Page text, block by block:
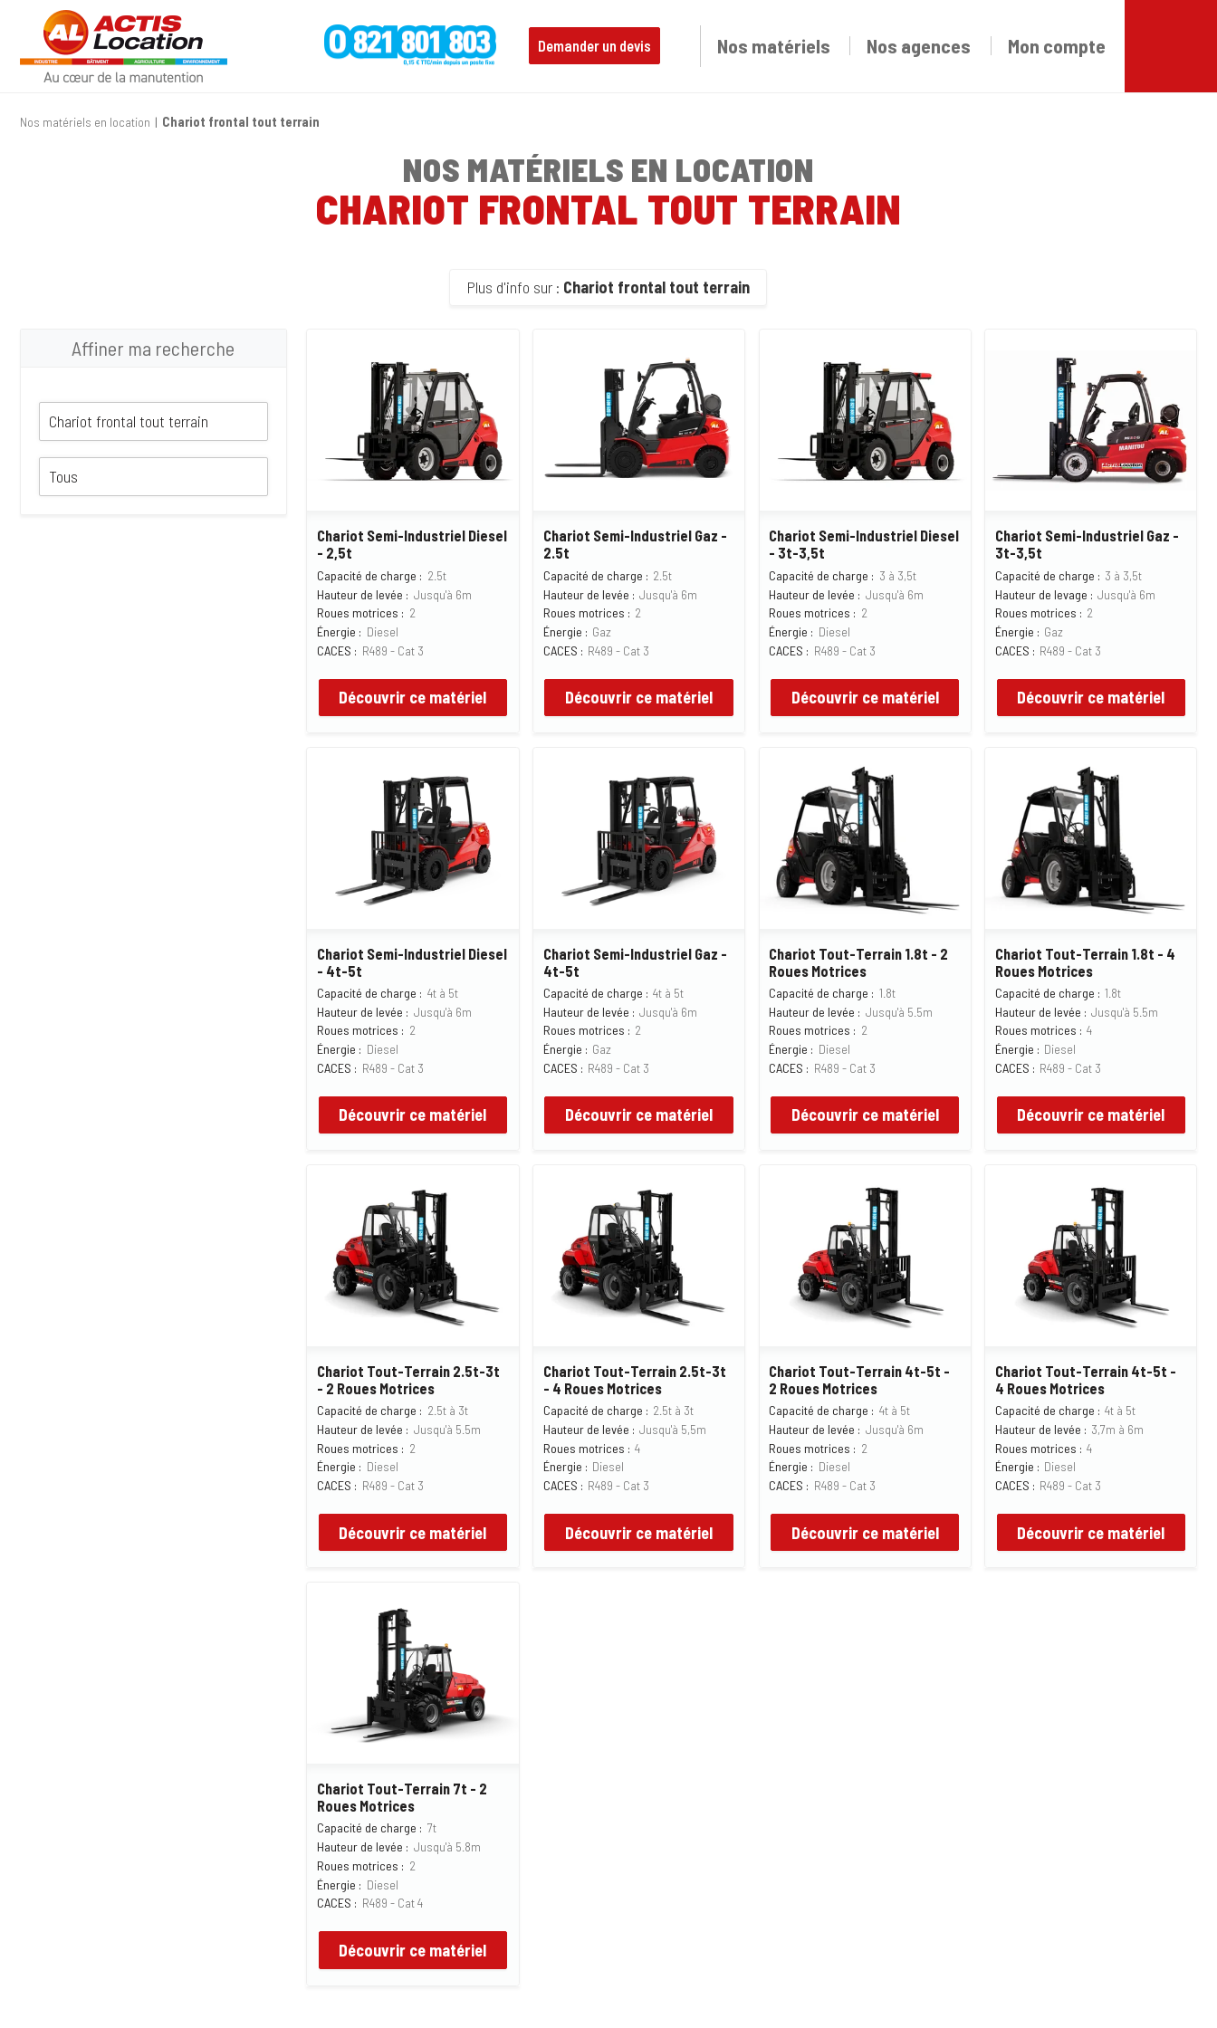
Demander un devis Nos agences
Nos matériels Mon compte
Nos matériels en location Chariot frontal tout terrain
NOS MATÉRIELS EN LOCATION
CHARIOT FRONTAL TOUT TERRAIN
Plus d'info sur : Chariot frontal tout terrain
Affiner ma recherche
Chariot Semi-Industriel Diesel
- 2,5t
Capacité de charge : 2.5t
Hauteur de levée : Jusqu'à 6m
Roues motrices : 2
Énergie : Diesel
CACES : R489 - Cat 3
Découvrir ce matériel
Chariot Semi-Industriel Gaz -
2.5t
Capacité de charge : 2.5t
Hauteur de levée : Jusqu'à 6m
Roues motrices : 2
Énergie : Gaz
CACES : R489 - Cat 3
Découvrir ce matériel
Chariot Semi-Industriel Diesel
- 3t-3,5t
Capacité de charge : 3 à 3,5t
Hauteur de levée : Jusqu'à 6m
Roues motrices : 2
Énergie : Diesel
CACES : R489 - Cat 3
Découvrir ce matériel
Chariot Semi-Industriel Gaz -
3t-3,5t
Capacité de charge : 3 à 3,5t
Hauteur de levage : Jusqu'à 6m
Roues motrices : 2
Énergie : Gaz
CACES : R489 - Cat 3
Découvrir ce matériel
Chariot Semi-Industriel Diesel
- 4t-5t
Capacité de charge : 4t à 5t
Hauteur de levée : Jusqu'à 6m
Roues motrices : 2
Énergie : Diesel
CACES : R489 - Cat 3
Découvrir ce matériel
Chariot Semi-Industriel Gaz -
4t-5t
Capacité de charge : 4t à 5t
Hauteur de levée : Jusqu'à 6m
Roues motrices : 2
Énergie : Gaz
CACES : R489 - Cat 3
Découvrir ce matériel
Chariot Tout-Terrain 1.8t - 2
Roues Motrices
Capacité de charge : 1.8t
Hauteur de levée : Jusqu'à 5.5m
Roues motrices : 2
Énergie : Diesel
CACES : R489 - Cat 3
Découvrir ce matériel
Chariot Tout-Terrain 1.8t - 4
Roues Motrices
Capacité de charge : 1.8t
Hauteur de levée : Jusqu'à 5.5m
Roues motrices : 4
Énergie : Diesel
CACES : R489 - Cat 3
Découvrir ce matériel
Chariot Tout-Terrain 2.5t-3t
- 2 Roues Motrices
Capacité de charge : 2.5t à 3t
Hauteur de levée : Jusqu'à 5.5m
Roues motrices : 2
Énergie : Diesel
CACES : R489 - Cat 3
Découvrir ce matériel
Chariot Tout-Terrain 2.5t-3t
- 4 Roues Motrices
Capacité de charge : 2.5t à 3t
Hauteur de levée : Jusqu'à 5,5m
Roues motrices : 4
Énergie : Diesel
CACES : R489 - Cat 3
Découvrir ce matériel
Chariot Tout-Terrain 4t-5t -
2 Roues Motrices
Capacité de charge : 4t à 5t
Hauteur de levée : Jusqu'à 6m
Roues motrices : 2
Énergie : Diesel
CACES : R489 - Cat 3
Découvrir ce matériel
Chariot Tout-Terrain 4t-5t -
4 Roues Motrices
Capacité de charge : 4t à 5t
Hauteur de levée : 3,7m à 6m
Roues motrices : 4
Énergie : Diesel
CACES : R489 - Cat 3
Découvrir ce matériel
Chariot Tout-Terrain 7t - 2
Roues Motrices
Capacité de charge : 7t
Hauteur de levée : Jusqu'à 5.8m
Roues motrices : 2
Énergie : Diesel
CACES : R489 - Cat 4
Découvrir ce matériel